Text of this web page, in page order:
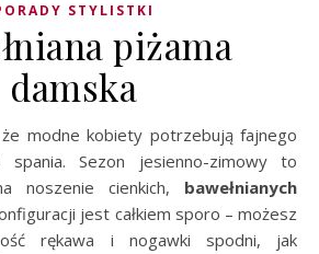
STYLISTKI
piżama
damska
Sezon jesienno-zimowy to
noszenie cienkich, bawełnianych
jest całkiem sporo – możesz
rękawa i nogawki spodni, jak